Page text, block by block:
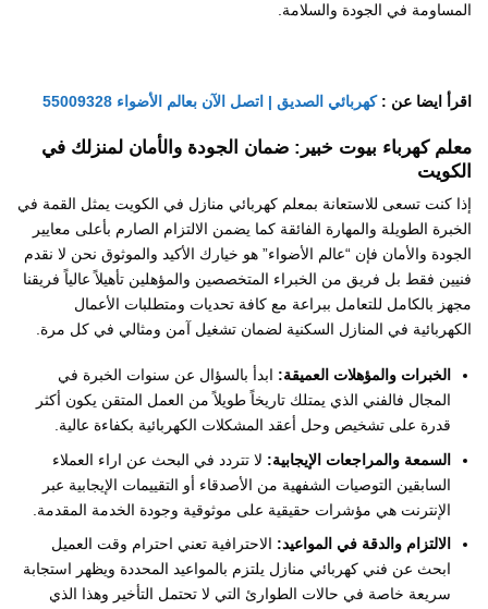
المساومة في الجودة والسلامة.
اقرأ ايضا عن :كهربائي الصديق | اتصل الآن بعالم الأضواء 55009328
معلم كهرباء بيوت خبير: ضمان الجودة والأمان لمنزلك في
الكويت
إذا كنت تسعى للاستعانة بمعلم كهربائي منازل في الكويت يمثل القمة في
الخبرة الطويلة والمهارة الفائقة كما يضمن الالتزام الصارم بأعلى معايير
الجودة والأمان فإن “عالم الأضواء” هو خيارك الأكيد والموثوق نحن لا نقدم
فنيين فقط بل فريق من الخبراء المتخصصين والمؤهلين تأهيلاً عالياً فريقنا
مجهز بالكامل للتعامل ببراعة مع كافة تحديات ومتطلبات الأعمال
الكهربائية في المنازل السكنية لضمان تشغيل آمن ومثالي في كل مرة.
الخبرات والمؤهلات العميقة: ابدأ بالسؤال عن سنوات الخبرة في
المجال فالفني الذي يمتلك تاريخاً طويلاً من العمل المتقن يكون أكثر
قدرة على تشخيص وحل أعقد المشكلات الكهربائية بكفاءة عالية.
​السمعة والمراجعات الإيجابية: لا تتردد في البحث عن اراء العملاء
السابقين التوصيات الشفهية من الأصدقاء أو التقييمات الإيجابية عبر
الإنترنت هي مؤشرات حقيقية على موثوقية وجودة الخدمة المقدمة.
​الالتزام والدقة في المواعيد: الاحترافية تعني احترام وقت العميل
ابحث عن فني كهربائي منازل يلتزم بالمواعيد المحددة ويظهر استجابة
سريعة خاصة في حالات الطوارئ التي لا تحتمل التأخير وهذا الذي